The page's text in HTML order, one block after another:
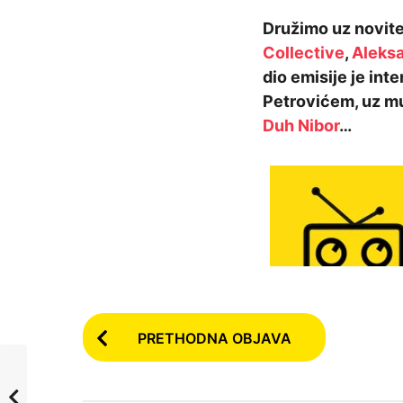
Družimo uz
Collective,
dio emisije je
Petrovićem, uz
Duh Nibor…
P
o
PRETHODNA OBJAVA